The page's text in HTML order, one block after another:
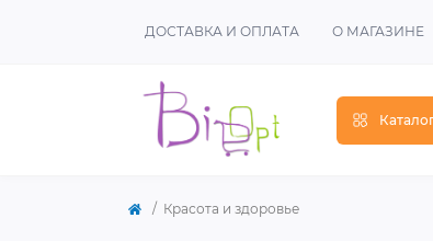
ДОСТАВКА И ОПЛАТА О МАГАЗИНЕ
Красота и здоровье